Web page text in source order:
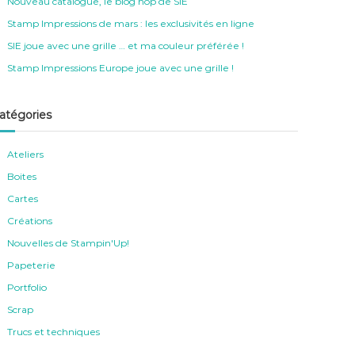
Stamp Impressions de mars : les exclusivités en ligne
SIE joue avec une grille … et ma couleur préférée !
Stamp Impressions Europe joue avec une grille !
Ateliers
Boites
Cartes
Créations
Nouvelles de Stampin'Up!
Papeterie
Portfolio
Scrap
Trucs et techniques